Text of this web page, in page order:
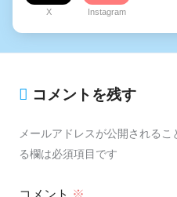
X Instagram
コメントを残す
メールアドレスが公開されるこ
る欄は必須項目です
コメント ※